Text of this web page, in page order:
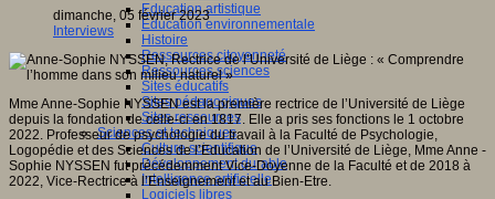
Education artistique
Education environnementale
Histoire
Ressources citoyenneté
Ressources sciences
Sites éducatifs
Sites pédagogiques
Sites ressources
Sciences et techniques
Culture scientifique
Développement durable
Intelligence artificielle
Logiciels libres
dimanche, 05 février 2023
Interviews
Mme Anne-Sophie NYSSEN est la première rectrice de l’Université de Liège
depuis la fondation de celle-ci en 1817. Elle a pris ses fonctions le 1 octobre
2022. Professeur de psychologie du travail à la Faculté de Psychologie,
Logopédie et des Sciences de l’Education de l’Université de Liège, Mme Anne -
Sophie NYSSEN fut précédemment Vice-Doyenne de la Faculté et de 2018 à
2022, Vice-Rectrice à l’Enseignement et au Bien-Etre.